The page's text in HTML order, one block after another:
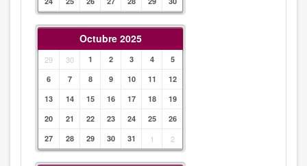
Octubre 2025
29 30 1 2 3 4
5
6
7 8 9 10 11
12
13
14 15 16 17 18
19
20
21 22 23 24 25
26
27
28 29 30 31 1 2